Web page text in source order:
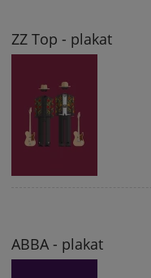
ZZ Top - plakat
ABBA - plakat